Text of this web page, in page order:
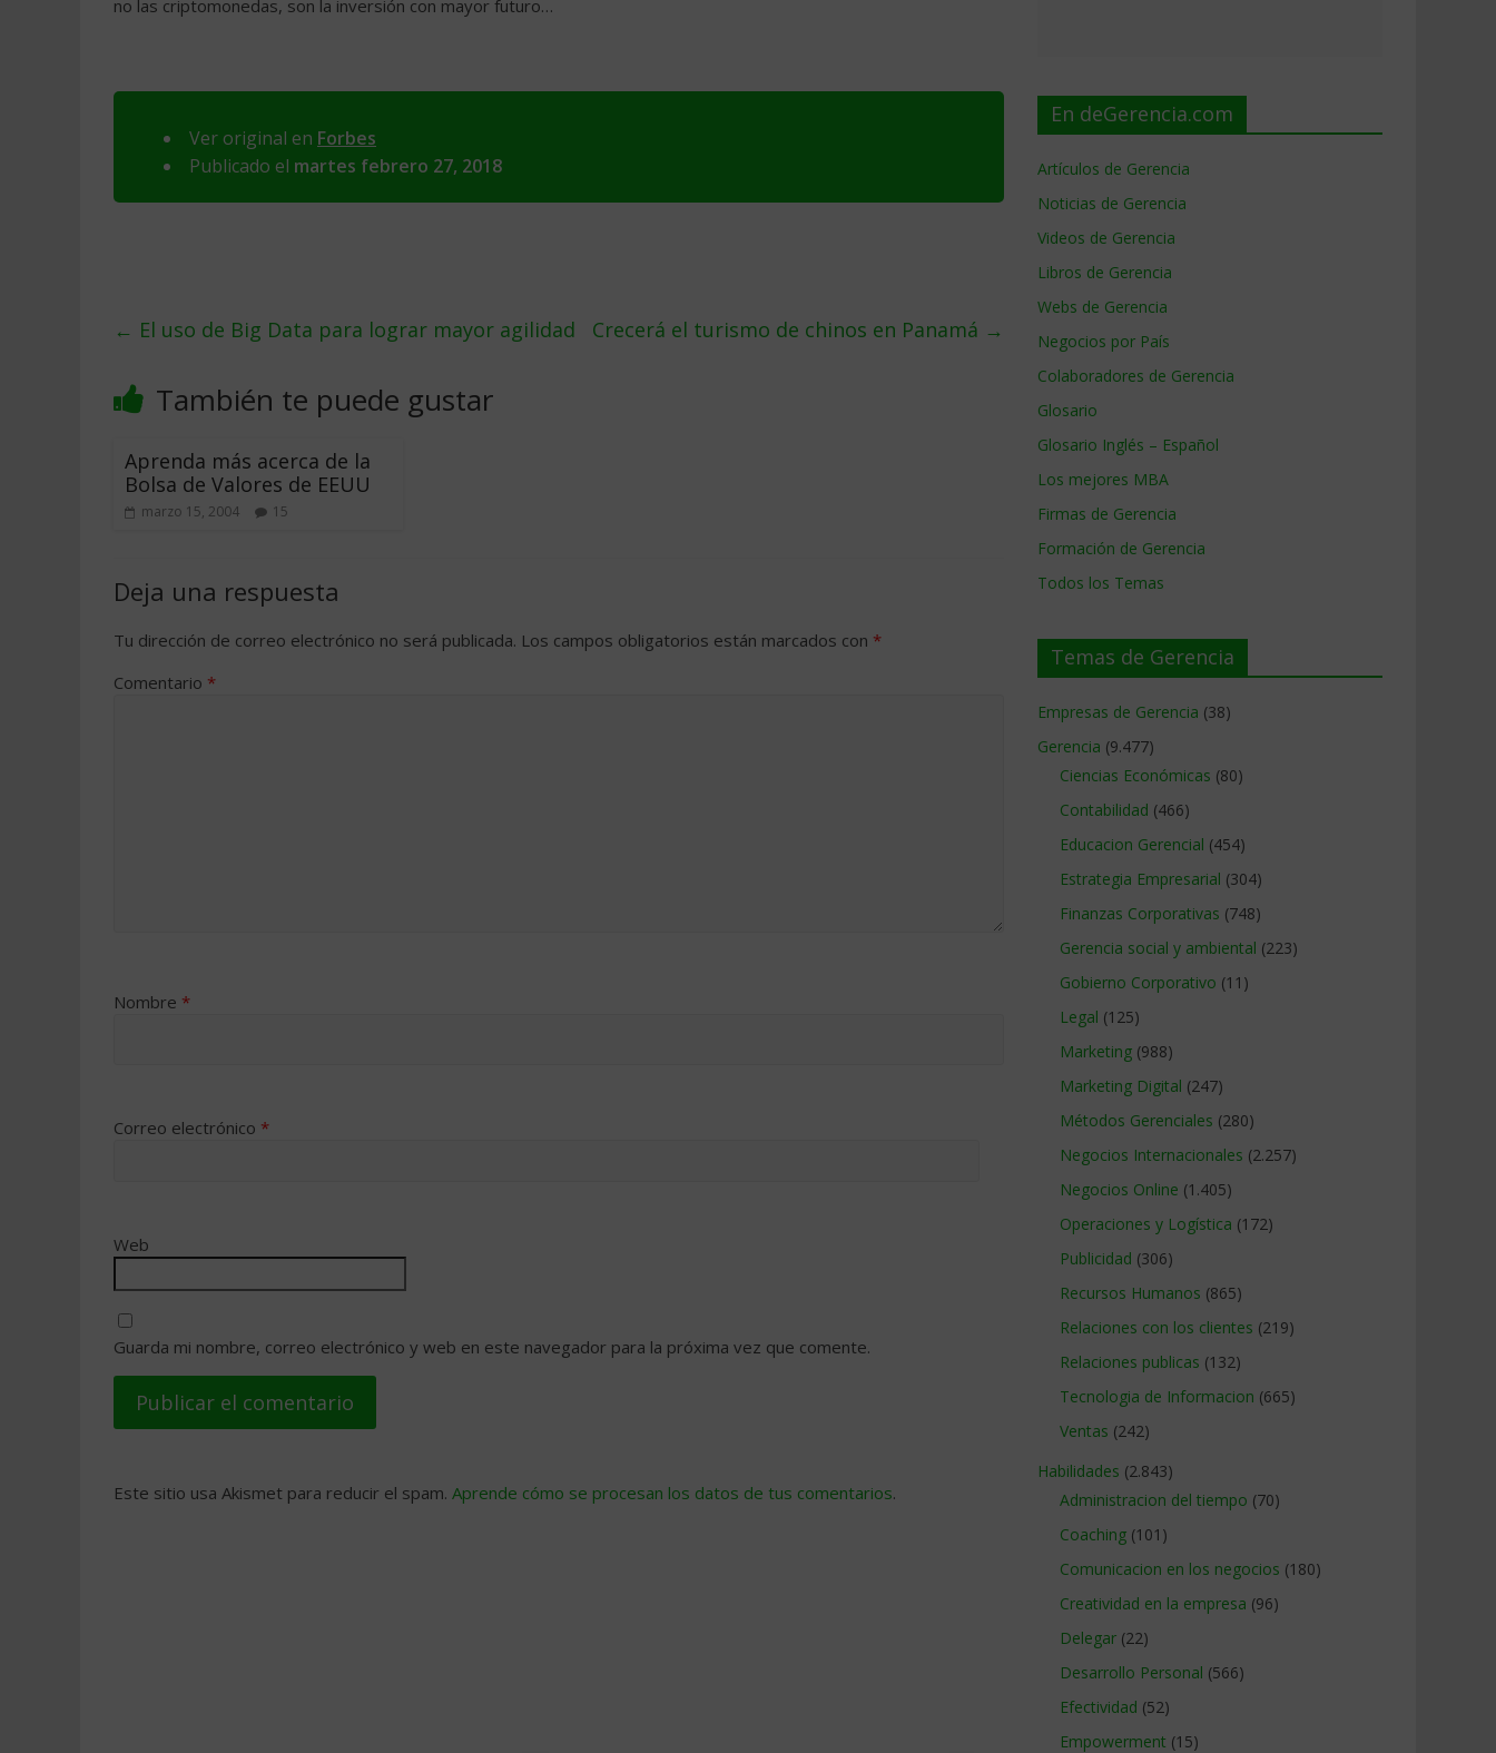
no las criptomonedas, son la inversión con mayor futuro…
Ver original en Forbes
Publicado el martes febrero 27, 2018
← El uso de Big Data para lograr mayor agilidad Crecerá el turismo de chinos en Panamá →
También te puede gustar
Aprenda más acerca de la
Bolsa de Valores de EEUU
marzo 15, 2004 15
Deja una respuesta
Tu dirección de correo electrónico no será publicada. Los campos obligatorios están marcados con *
Comentario *
Nombre *
Correo electrónico *
Web
Guarda mi nombre, correo electrónico y web en este navegador para la próxima vez que comente.
Este sitio usa Akismet para reducir el spam. Aprende cómo se procesan los datos de tus comentarios.
En deGerencia.com
Artículos de Gerencia
Noticias de Gerencia
Videos de Gerencia
Libros de Gerencia
Webs de Gerencia
Negocios por País
Colaboradores de Gerencia
Glosario
Glosario Inglés – Español
Los mejores MBA
Firmas de Gerencia
Formación de Gerencia
Todos los Temas
Temas de Gerencia
Empresas de Gerencia (38)
Gerencia (9.477)
Ciencias Económicas (80)
Contabilidad (466)
Educacion Gerencial (454)
Estrategia Empresarial (304)
Finanzas Corporativas (748)
Gerencia social y ambiental (223)
Gobierno Corporativo (11)
Legal (125)
Marketing (988)
Marketing Digital (247)
Métodos Gerenciales (280)
Negocios Internacionales (2.257)
Negocios Online (1.405)
Operaciones y Logística (172)
Publicidad (306)
Recursos Humanos (865)
Relaciones con los clientes (219)
Relaciones publicas (132)
Tecnologia de Informacion (665)
Ventas (242)
Habilidades (2.843)
Administracion del tiempo (70)
Coaching (101)
Comunicacion en los negocios (180)
Creatividad en la empresa (96)
Delegar (22)
Desarrollo Personal (566)
Efectividad (52)
Empowerment (15)